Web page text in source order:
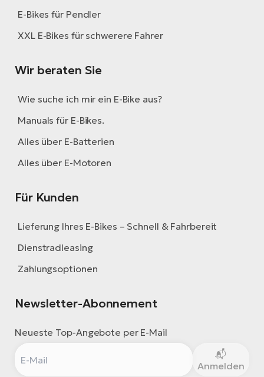
E-Bikes für Pendler
XXL E-Bikes für schwerere Fahrer
Wir beraten Sie
Wie suche ich mir ein E-Bike aus?
Manuals für E-Bikes.
Alles über E-Batterien
Alles über E-Motoren
Für Kunden
Lieferung Ihres E-Bikes – Schnell & Fahrbereit
Dienstradleasing
Zahlungsoptionen
Newsletter-Abonnement
Neueste Top-Angebote per E-Mail
Anmelden